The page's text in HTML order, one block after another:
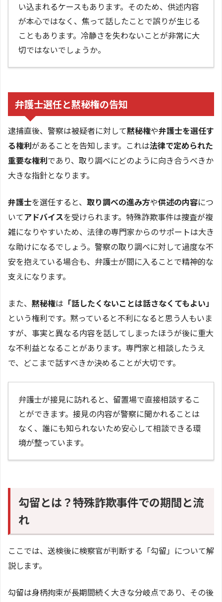
い込まれるケースもあります。そのため、供述内容
が本心ではなく、焦って話したことで誤りが生じる
こともあります。冷静さを失わないことが非常に大
切ではないでしょうか。
弁護士選任と黙秘権の告知
逮捕直後、警察は被疑者に対して黙秘権や弁護士を選任す
る権利があることを告知します。これは法律で定められた
重要な権利であり、取り調べにどのように向き合うべきか
大きな指針となります。
弁護士を選任すると、 取り調べの進み方や供述の内容につ
いてアドバイスを受けられます。特殊詐欺事件は捜査が複
雑になりやすいため、法律の専門家からのサポートは大き
な助けになるでしょう。警察の取り調べに対して過度な不
安を抱えている場合も、弁護士が間に入ることで精神的な
支えになります。
また、 黙秘権は 「話したくないことは話さなくてもよい」
という権利です。黙っていると不利になると思う人もいま
すが、事実と異なる内容を話してしまったほうが後に重大
な不利益となることがあります。専門家と相談したうえ
で、どこまで話すべきか決めることが大切です。
弁護士が接見に訪れると、留置場で直接相談するこ
とができます。接見の内容が警察に聞かれることは
なく、誰にも知られないため安心して相談できる環
境が整っています。
勾留とは？特殊詐欺事件での期間と流
れ
ここでは、送検後に検察官が判断する「勾留」について解
説します。
勾留は身柄拘束が長期間続く大きな分岐点であり、その後